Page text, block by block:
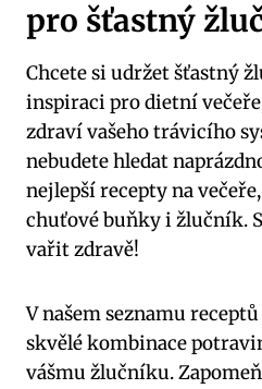
pro šťastný
Chcete si udržet šťastný
inspiraci pro dietní
zdraví vašeho trávicího
nebudete hledat
nejlepší recepty na
chuťové buňky i žlučník.
vařit zdravě!
V našem seznamu
skvělé kombinace
vášmu žlučníku.